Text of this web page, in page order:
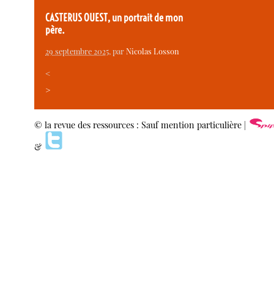
CASTERUS OUEST, un portrait de mon
père.
29 septembre 2025, parNicolas Losson
<
>
© la revue des ressources : Sauf mention particulière |
&